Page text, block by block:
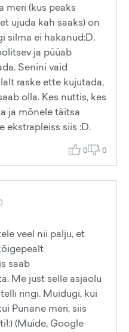
meri (kus peaks
ujuda kah saaks) on
silma ei hakanud:D.
ja püüab
Senini vaid
raske ette kujutada,
olla. Kes nuttis, kes
ja mõnele täitsa
ekstrapleiss siis :D.
0 0
veel nii palju, et
saab
Me just selle asjaolu
ringi. Muidugi, kui
Punane meri, siis
(Muide, Google